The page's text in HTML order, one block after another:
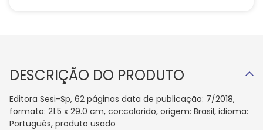
DESCRIÇÃO DO PRODUTO
Editora Sesi-Sp, 62 páginas data de publicação: 7/2018,
formato: 21.5 x 29.0 cm, cor:colorido, origem: Brasil, idioma:
Português, produto usado